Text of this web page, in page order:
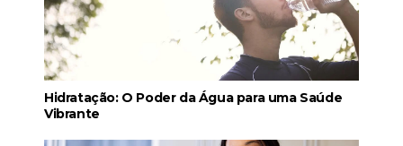
Hidratação: O Poder da Água para uma Saúde
Vibrante